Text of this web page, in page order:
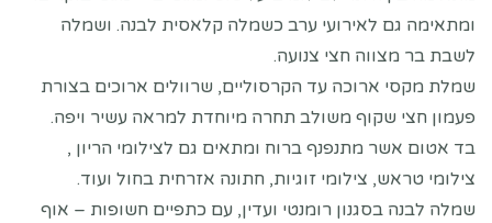
ומתאימה גם לאירועי ערב כשמלה קלאסית לבנה. ושמלה
לשבת בר מצווה חצי צנועה.
שמלת מקסי ארוכה עד הקרסוליים, שרוולים ארוכים בצורת
פעמון חצי שקוף משולב תחרה מיוחדת למראה עשיר ויפה.
בד אטום אשר מתנפנף ברוח ומתאים גם לצילומי הריון ,
צילומי טראש, צילומי זוגיות, חתונה אזרחית בחול ועוד.
שמלה לבנה בסגנון רומנטי ועדין, עם כתפיים חשופות – אוף